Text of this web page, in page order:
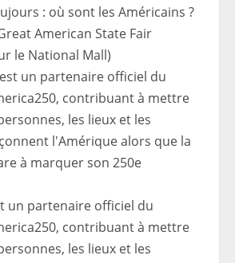
: où sont les Américains ?
American State Fair
le National Mall)
un partenaire officiel du
contribuant à mettre
les lieux et les